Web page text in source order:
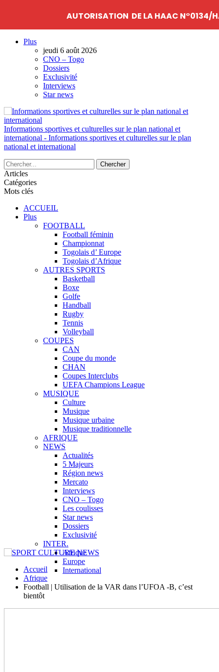
Plus
jeudi 6 août 2026
CNO – Togo
Dossiers
Exclusivité
Interviews
Star news
Informations sportives et culturelles sur le plan national et
international - Informations sportives et culturelles sur le plan
national et international
Articles
Catégories
Mots clés
ACCUEIL
Plus
FOOTBALL
Football féminin
Championnat
Togolais d’ Europe
Togolais d’Afrique
AUTRES SPORTS
Basketball
Boxe
Golfe
Handball
Rugby
Tennis
Volleyball
COUPES
CAN
Coupe du monde
CHAN
Coupes Interclubs
UEFA Champions League
MUSIQUE
Culture
Musique
Musique urbaine
Musique traditionnelle
AFRIQUE
NEWS
Actualités
5 Majeurs
Région news
Mercato
Interviews
CNO – Togo
Les coulisses
Star news
Dossiers
Exclusivité
INTER.
Afrique
Europe
International
Accueil
Afrique
Football | Utilisation de la VAR dans l’UFOA -B, c’est
bientôt
AUTORISATION DE LA HAAC